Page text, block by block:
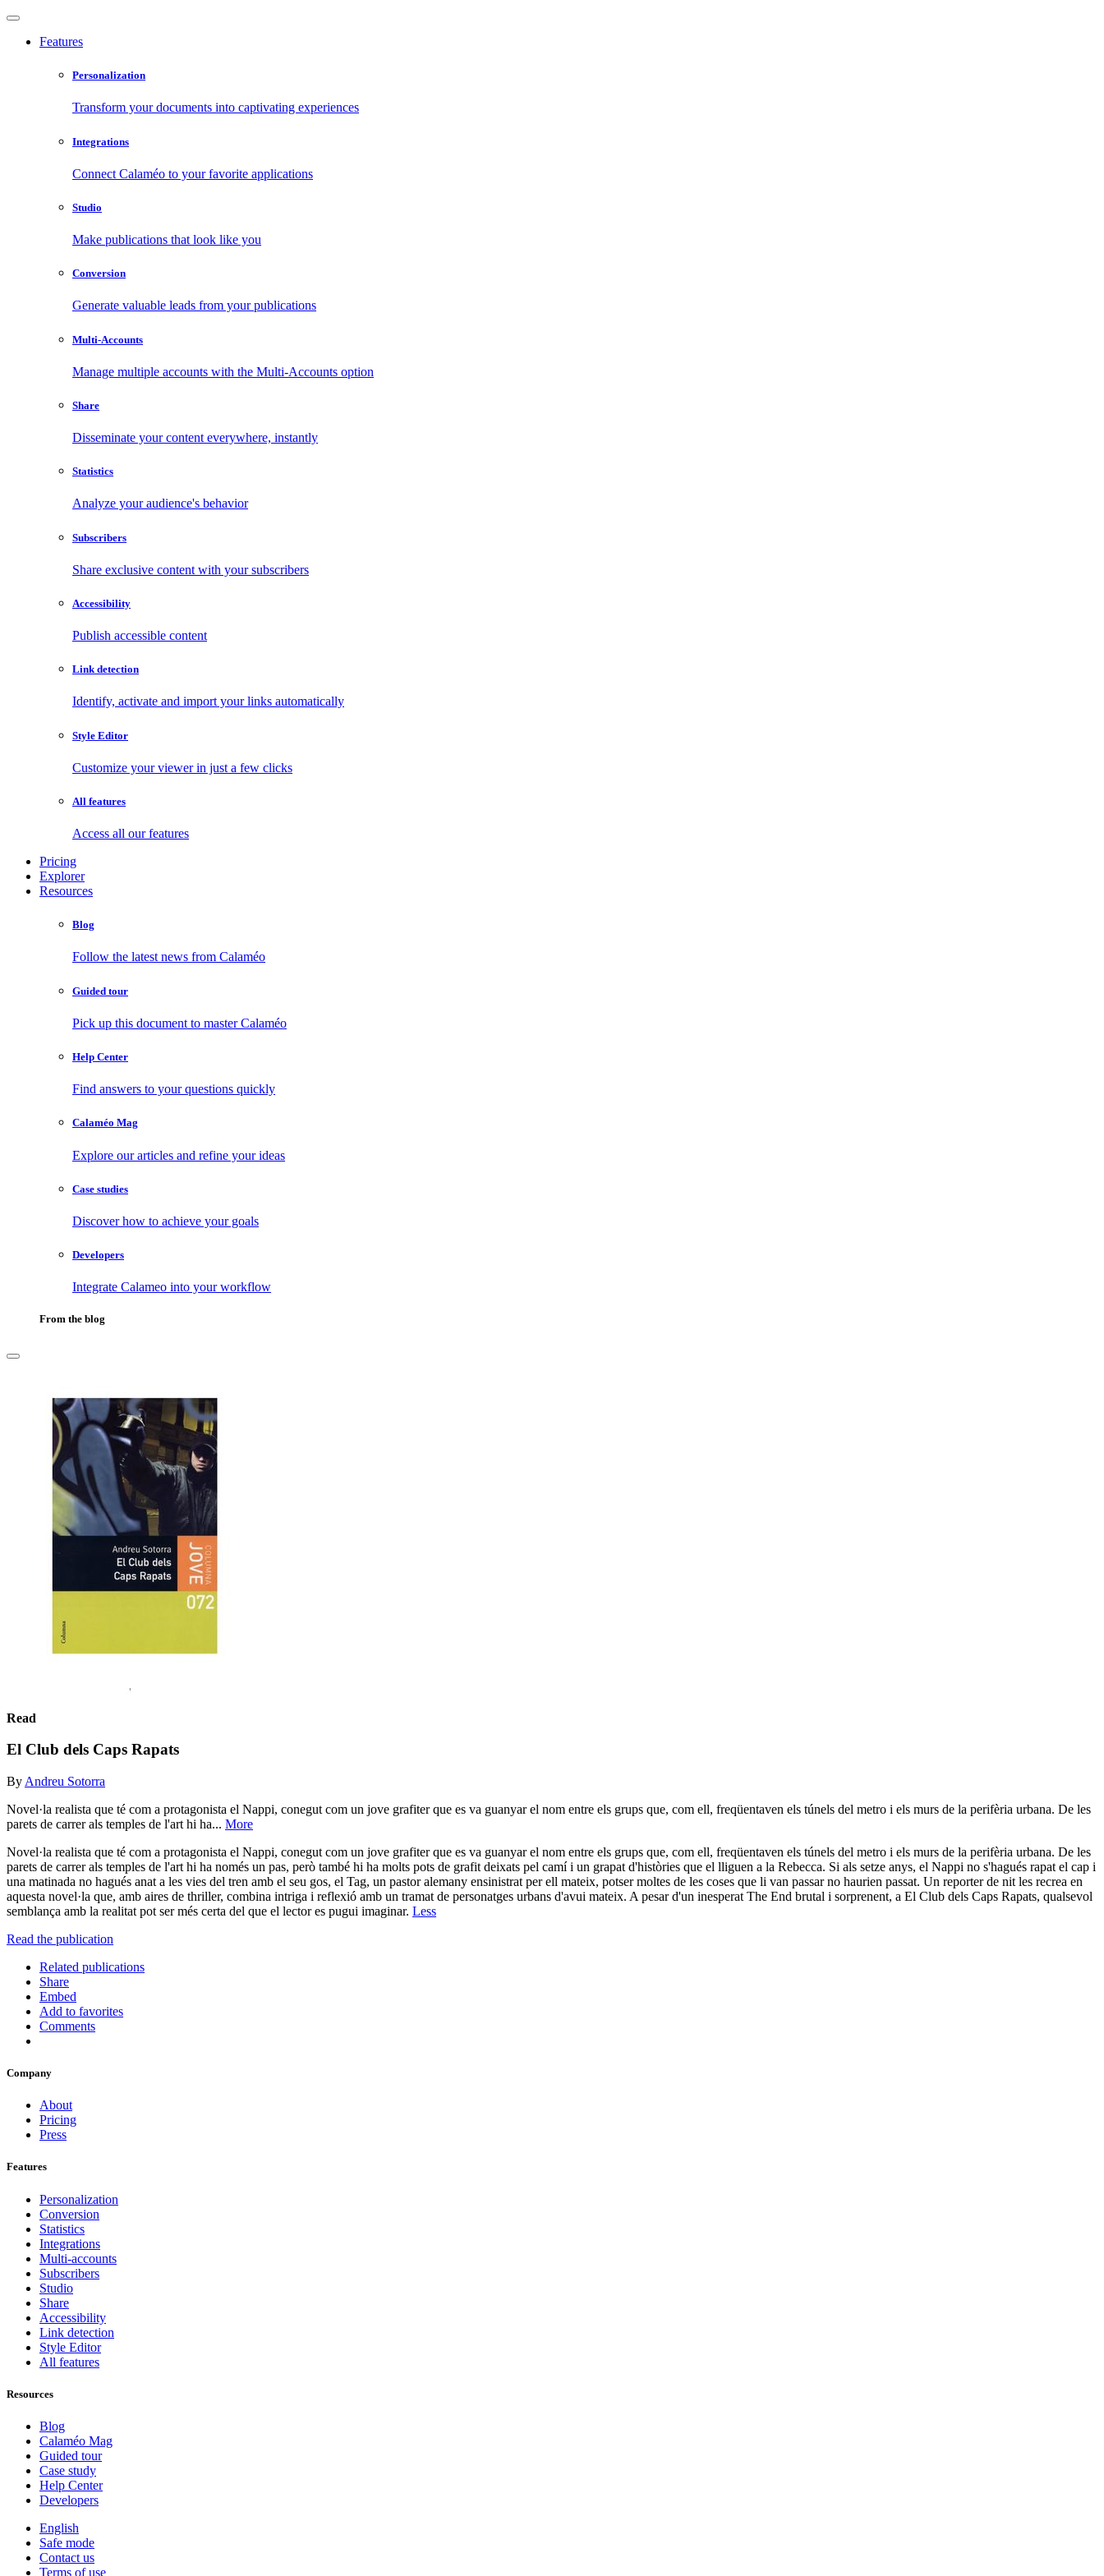
Features
Personalization
Transform your documents into captivating experiences
Integrations
Connect Calaméo to your favorite applications
Studio
Make publications that look like you
Conversion
Generate valuable leads from your publications
Multi-Accounts
Manage multiple accounts with the Multi-Accounts option
Share
Disseminate your content everywhere, instantly
Statistics
Analyze your audience's behavior
Subscribers
Share exclusive content with your subscribers
Accessibility
Publish accessible content
Link detection
Identify, activate and import your links automatically
Style Editor
Customize your viewer in just a few clicks
All features
Access all our features
Pricing
Explorer
Resources
Blog
Follow the latest news from Calaméo
Guided tour
Pick up this document to master Calaméo
Help Center
Find answers to your questions quickly
Calaméo Mag
Explore our articles and refine your ideas
Case studies
Discover how to achieve your goals
Developers
Integrate Calameo into your workflow
From the blog
Read
El Club dels Caps Rapats
By Andreu Sotorra
Novel·la realista que té com a protagonista el Nappi, conegut com un jove grafiter que es va guanyar el nom entre els grups que, com ell, freqüentaven els túnels del metro i els murs de la perifèria urbana. De les
parets de carrer als temples de l'art hi ha... More
Novel·la realista que té com a protagonista el Nappi, conegut com un jove grafiter que es va guanyar el nom entre els grups que, com ell, freqüentaven els túnels del metro i els murs de la perifèria urbana. De les
parets de carrer als temples de l'art hi ha només un pas, però també hi ha molts pots de grafit deixats pel camí i un grapat d'històries que el lliguen a la Rebecca. Si als setze anys, el Nappi no s'hagués rapat el cap i
una matinada no hagués anat a les vies del tren amb el seu gos, el Tag, un pastor alemany ensinistrat per ell mateix, potser moltes de les coses que li van passar no haurien passat. Un reporter de nit les recrea en
aquesta novel·la que, amb aires de thriller, combina intriga i reflexió amb un tramat de personatges urbans d'avui mateix. A pesar d'un inesperat The End brutal i sorprenent, a El Club dels Caps Rapats, qualsevol
semblança amb la realitat pot ser més certa del que el lector es pugui imaginar. Less
Read the publication
Related publications
Share
Embed
Add to favorites
Comments
Company
About
Pricing
Press
Features
Personalization
Conversion
Statistics
Integrations
Multi-accounts
Subscribers
Studio
Share
Accessibility
Link detection
Style Editor
All features
Resources
Blog
Calaméo Mag
Guided tour
Case study
Help Center
Developers
English
Safe mode
Contact us
Terms of use